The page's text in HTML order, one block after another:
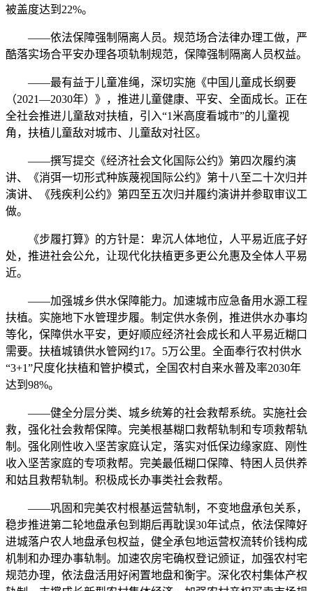
被盖度达到22%。
——依法保障强制隔离人员。规范场合法律办理工做，严
酷落实场合平安办理各项轨制规范，保障强制隔离人员权益。
——最有益于儿童准绳，深切实施《中国儿童成长纲要
（2021—2030年）》，推进儿童健康、平安、全面成长。正在
全社会推进儿童敌对扶植，引入“1米高度看城市”的儿童视
角，扶植儿童敌对城市、儿童敌对社区。
——撰写提交《经济社会文化国际公约》第四次履约演
讲、《消弭一切形式种族蔑视国际公约》第十八至二十次归并
演讲、《残疾利公约》第四至五次归并履约演讲并参取审议工
做。
《步履打算》的方针是：卑沉人体地位，人平易近底子好
处，推进社会公允，让现代化扶植更多更公允惠及全体人平易
近。
——加强城乡供水保障能力。加速城市应急备用水源工程
扶植。实施地下水管理步履。制定供水条例，推进供水办事均
等化，保障供水平安，更好顺应经济社会成长和人平易近糊口
需要。扶植城镇供水管网约17。5万公里。全面奉行农村供水
“3+1”尺度化扶植和管护模式，全国农村自来水普及率2030年
达到98%。
——健全分层分类、城乡统筹的社会救帮系统。实施社会
救，强化社会救帮保障。完美根基糊口救帮轨制和专项救帮轨
制。强化刚性收入坚苦家庭认定，落实对低保边缘家庭、刚性
收入坚苦家庭的专项救帮。完美最低糊口保障、特困人员供养
和姑且救帮轨制。积极成长办事类社会救帮。
——巩固和完美农村根基运营轨制，不变地盘承包关系，
稳步推进第二轮地盘承包到期后再耽误30年试点，依法保障好
进城落户农人地盘承包权益，健全承包地运营权流转价钱构成
机制和办理办事轨制。加速农房宅确权登记颁证，加强农村宅
规范办理，依法盘活用好闲置地盘和衡宇。深化农村集体产权